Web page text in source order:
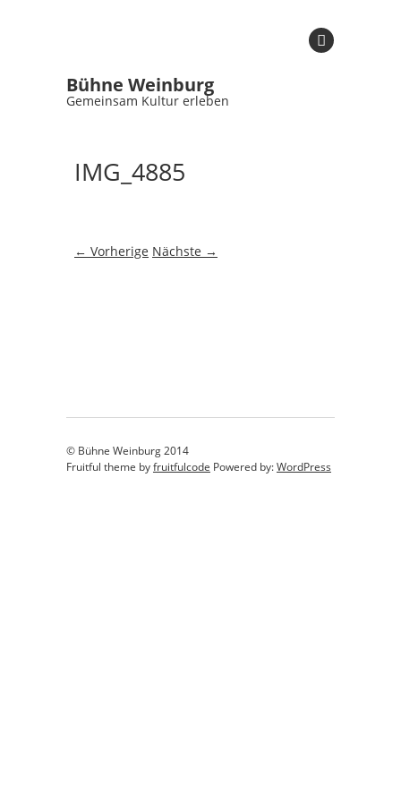
Bühne Weinburg
Gemeinsam Kultur erleben
IMG_4885
← Vorherige Nächste →
© Bühne Weinburg 2014
Fruitful theme byfruitfulcode Powered by:WordPress